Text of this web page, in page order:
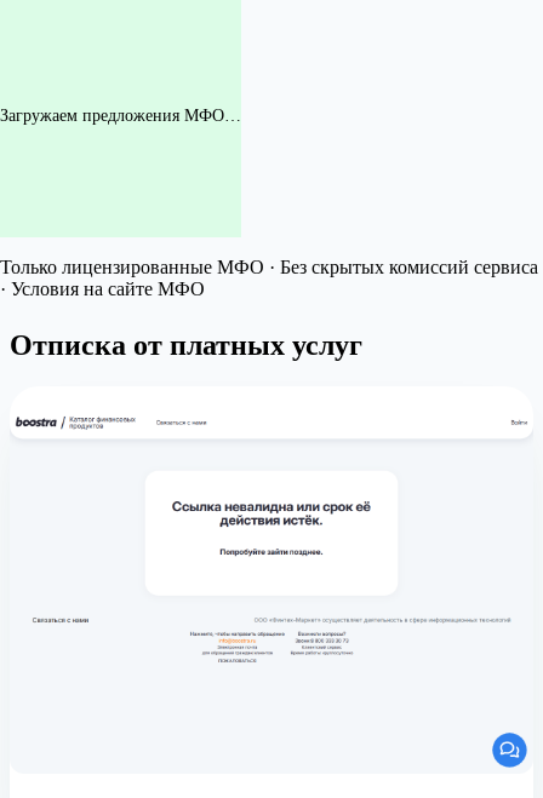
Загружаем предложения МФО…
Только лицензированные МФО · Без скрытых комиссий сервиса
· Условия на сайте МФО
Отписка от платных услуг